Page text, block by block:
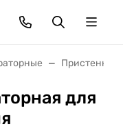
Пристенные
для